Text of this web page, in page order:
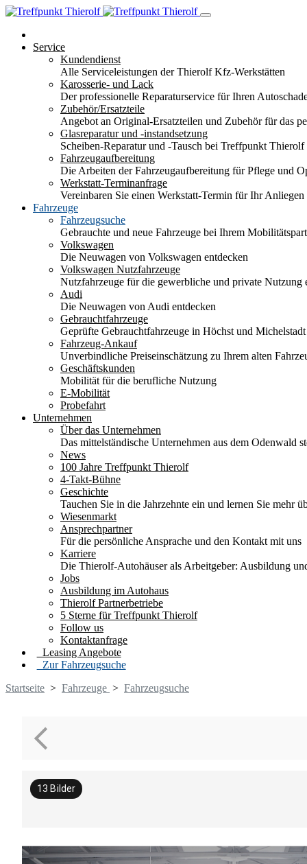
Service
Kundendienst
Alle Serviceleistungen der Thierolf Kfz-Werkstätten
Karosserie- und Lack
Der professionelle Reparaturservice für Ihren
Zubehör/Ersatzteile
Angebot an Original-Ersatzteilen und Zubehör für das
Glasreparatur und -instandsetzung
Scheiben-Reparatur und -Tausch bei Treffpunkt Thierolf
Fahrzeugaufbereitung
Die Arbeiten der Fahrzeugaufbereitung für Pflege und
Werkstatt-Terminanfrage
Vereinbaren Sie einen Werkstatt-Termin für Ihr
Fahrzeuge
Fahrzeugsuche
Gebrauchte und neue Fahrzeuge bei Ihrem
Volkswagen
Die Neuwagen von Volkswagen entdecken
Volkswagen Nutzfahrzeuge
Nutzfahrzeuge für die gewerbliche und private Nutzung
Audi
Die Neuwagen von Audi entdecken
Gebrauchtfahrzeuge
Geprüfte Gebrauchtfahrzeuge in Höchst und
Fahrzeug-Ankauf
Unverbindliche Preiseinschätzung zu Ihrem alten
Geschäftskunden
Mobilität für die berufliche Nutzung
E-Mobilität
Probefahrt
Unternehmen
Über das Unternehmen
Das mittelständische Unternehmen aus dem Odenwald
News
100 Jahre Treffpunkt Thierolf
4-Takt-Bühne
Geschichte
Tauchen Sie in die Jahrzehnte ein und lernen Sie mehr
Wiesenmarkt
Ansprechpartner
Für die persönliche Ansprache und den Kontakt mit uns
Karriere
Die Thierolf-Autohäuser als Arbeitgeber: Ausbildung
Jobs
Ausbildung im Autohaus
Thierolf Partnerbetriebe
5 Sterne für Treffpunkt Thierolf
Follow us
Kontaktanfrage
Leasing Angebote
Zur Fahrzeugsuche
Startseite > Fahrzeuge > Fahrzeugsuche
13 Bilder